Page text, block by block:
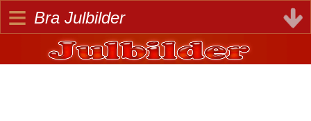
Bra Julbilder
≡